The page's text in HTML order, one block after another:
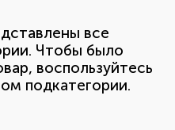
все
Чтобы было
воспользуйтесь
подкатегории.